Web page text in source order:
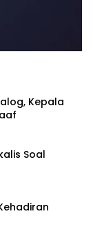
Kepala
Soal